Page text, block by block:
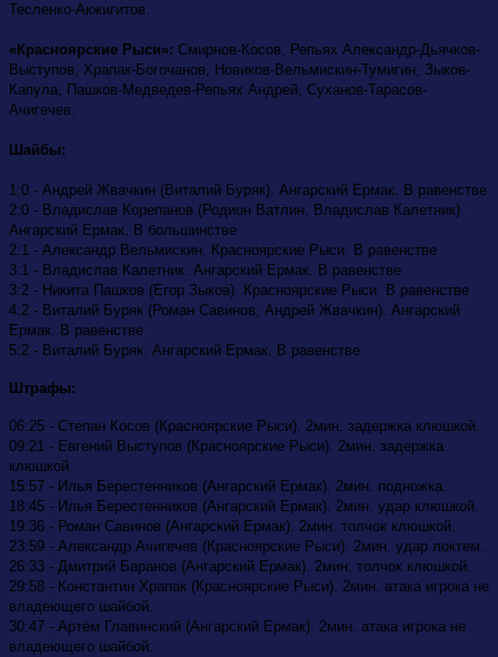
Тесленко-Акжигитов.
«Красноярские Рыси»: Смирнов-Косов, Репьях Александр-Дьячков-
Выступов, Храпак-Богочанов, Новиков-Вельмискин-Тумигин, Зыков-
Капула, Пашков-Медведев-Репьях Андрей, Суханов-Тарасов-
Ачигечев.
Шайбы:
1:0 - Андрей Жвачкин (Виталий Буряк). Ангарский Ермак. В равенстве
2:0 - Владислав Корепанов (Родион Ватлин, Владислав Калетник).
Ангарский Ермак. В большинстве
2:1 - Александр Вельмискин. Красноярские Рыси. В равенстве
3:1 - Владислав Калетник. Ангарский Ермак. В равенстве
3:2 - Никита Пашков (Егор Зыков). Красноярские Рыси. В равенстве
4:2 - Виталий Буряк (Роман Савинов, Андрей Жвачкин). Ангарский
Ермак. В равенстве
5:2 - Виталий Буряк. Ангарский Ермак. В равенстве
Штрафы:
06:25 - Степан Косов (Красноярские Рыси). 2мин. задержка клюшкой.
09:21 - Евгений Выступов (Красноярские Рыси). 2мин. задержка
клюшкой.
15:57 - Илья Берестенников (Ангарский Ермак). 2мин. подножка.
18:45 - Илья Берестенников (Ангарский Ермак). 2мин. удар клюшкой.
19:36 - Роман Савинов (Ангарский Ермак). 2мин. толчок клюшкой.
23:59 - Александр Ачигечев (Красноярские Рыси). 2мин. удар локтем.
26:33 - Дмитрий Баранов (Ангарский Ермак). 2мин. толчок клюшкой.
29:58 - Константин Храпак (Красноярские Рыси). 2мин. атака игрока не
владеющего шайбой.
30:47 - Артём Главинский (Ангарский Ермак). 2мин. атака игрока не
владеющего шайбой.